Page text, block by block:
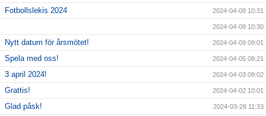
Fotbollslekis 2024 2024-04-09 10:31
2024-04-09 10:30
Nytt datum för årsmötet! 2024-04-09 09:01
Spela med oss! 2024-04-05 08:21
3 april 2024! 2024-04-03 09:02
Grattis! 2024-04-02 10:01
Glad påsk! 2024-03-28 11:33